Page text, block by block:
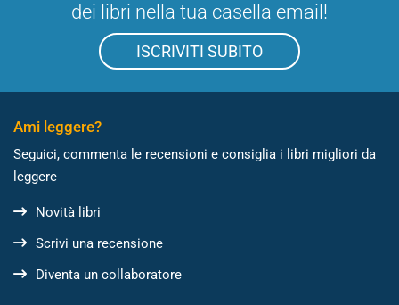
dei libri nella tua casella email!
ISCRIVITI SUBITO
Ami leggere?
Seguici, commenta le recensioni e consiglia i libri migliori da
leggere
Novità libri
Scrivi una recensione
Diventa un collaboratore